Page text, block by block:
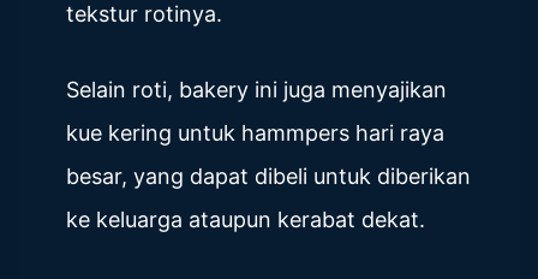
tekstur rotinya.
Selain roti, bakery ini juga menyajikan
kue kering untuk hammpers hari raya
besar, yang dapat dibeli untuk diberikan
ke keluarga ataupun kerabat dekat.